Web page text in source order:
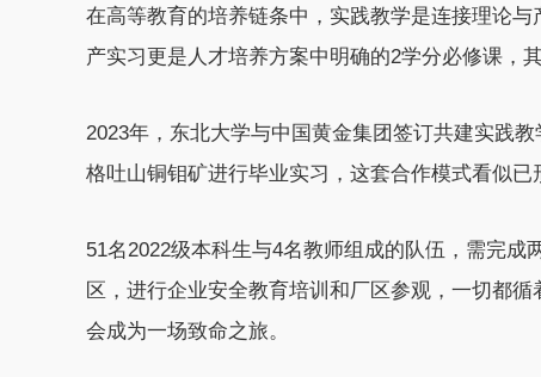
在高等教育的培养链条中，实践教学是连接理论
产实习更是人才培养方案中明确的2学分必修课，
2023年，东北大学与中国黄金集团签订共建实践
格吐山铜钼矿进行毕业实习，这套合作模式看似
51名2022级本科生与4名教师组成的队伍，需完
区，进行企业安全教育培训和厂区参观，一切都
会成为一场致命之旅。